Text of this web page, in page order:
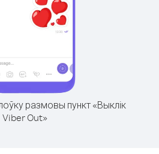
размовы пункт «Выклік
Viber Out»